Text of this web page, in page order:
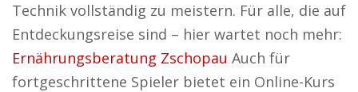
Technik vollständig zu meistern. Für alle, die auf
Entdeckungsreise sind – hier wartet noch mehr:
Ernährungsberatung Zschopau Auch für
fortgeschrittene Spieler bietet ein Online-Kurs